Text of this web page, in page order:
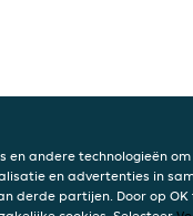
en andere technologieën
en advertenties in
derde partijen. Door op